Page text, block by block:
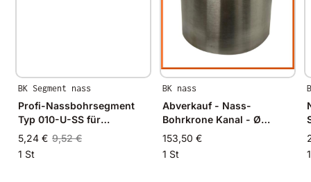
BK Segment nass
Profi-Nassbohrsegment
Typ 010-U-SS für
Granit/Beton
5,24 € 9,52 €
1 St
BK nass
Abverkauf - Nass-
Bohrkrone Kanal - Ø
276mm
153,50 €
1 St